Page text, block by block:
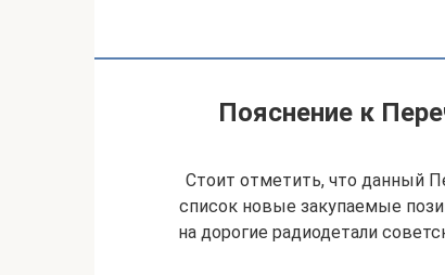
Пояснение к
Стоит отметить, что данный
список новые закупаемые
на дорогие радиодетали